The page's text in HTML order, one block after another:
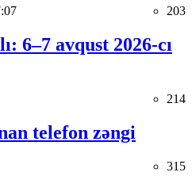
203
6–7 avqust 2026-cı
214
telefon zəngi
315